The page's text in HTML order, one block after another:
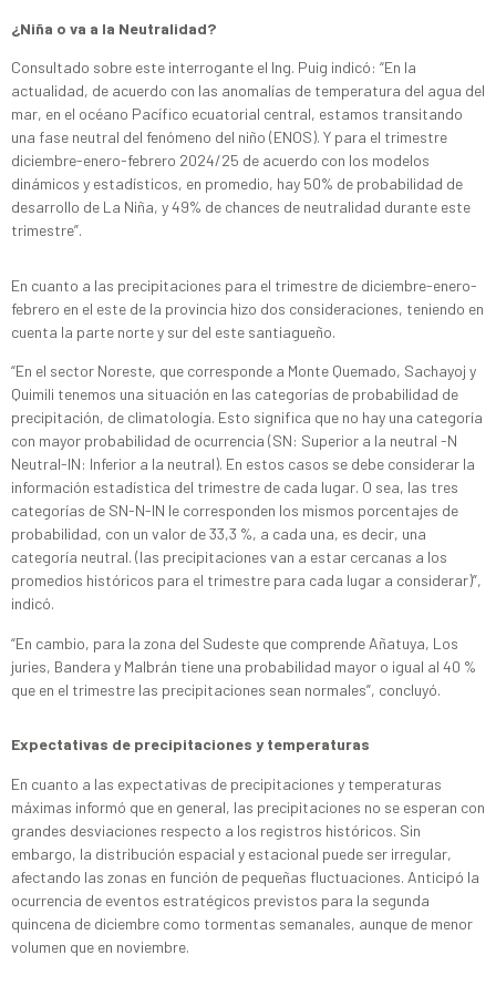
¿Niña o va a la Neutralidad?
Consultado sobre este interrogante el Ing. Puig indicó: “En la
actualidad, de acuerdo con las anomalías de temperatura del agua del
mar, en el océano Pacífico ecuatorial central, estamos transitando
una fase neutral del fenómeno del niño (ENOS). Y para el trimestre
diciembre-enero-febrero 2024/25 de acuerdo con los modelos
dinámicos y estadísticos, en promedio, hay 50% de probabilidad de
desarrollo de La Niña, y 49% de chances de neutralidad durante este
trimestre”.
En cuanto a las precipitaciones para el trimestre de diciembre-enero-
febrero en el este de la provincia hizo dos consideraciones, teniendo en
cuenta la parte norte y sur del este santiagueño.
“En el sector Noreste, que corresponde a Monte Quemado, Sachayoj y
Quimili tenemos una situación en las categorías de probabilidad de
precipitación, de climatología. Esto significa que no hay una categoría
con mayor probabilidad de ocurrencia (SN: Superior a la neutral -N
Neutral-IN: Inferior a la neutral). En estos casos se debe considerar la
información estadística del trimestre de cada lugar. O sea, las tres
categorías de SN-N-IN le corresponden los mismos porcentajes de
probabilidad, con un valor de 33,3 %, a cada una, es decir, una
categoría neutral. (las precipitaciones van a estar cercanas a los
promedios históricos para el trimestre para cada lugar a considerar)”,
indicó.
“En cambio, para la zona del Sudeste que comprende Añatuya, Los
juries, Bandera y Malbrán tiene una probabilidad mayor o igual al 40 %
que en el trimestre las precipitaciones sean normales”, concluyó.
Expectativas de precipitaciones y temperaturas
En cuanto a las expectativas de precipitaciones y temperaturas
máximas informó que en general, las precipitaciones no se esperan con
grandes desviaciones respecto a los registros históricos. Sin
embargo, la distribución espacial y estacional puede ser irregular,
afectando las zonas en función de pequeñas fluctuaciones. Anticipó la
ocurrencia de eventos estratégicos previstos para la segunda
quincena de diciembre como tormentas semanales, aunque de menor
volumen que en noviembre.